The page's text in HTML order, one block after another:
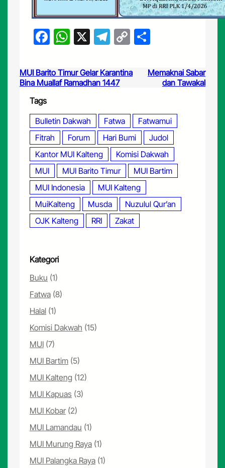
F
c
e
o
o
k
W
at
s
p
p
X
T
e
gr
m
C
p
n
k
ar
MUI Barito Timur Gelar Karantina
Bina Muallaf Ramadhan 1447
Memaknai Sabar
dan Tawakal
Tags
Bulletin Dakwah
Fatwa
Fatwamui
Fitrah
Forum Hari Bumi
Judol
Kantor MUI Kalteng
Komisi Dakwah
MUI
MUI Barito Timur
MUI Bartim
MUI Indonesia
MUI Kalteng
MuiKalteng
Musda
Nuzulul Qur’an
OJK Kalteng
RRI Zakat
Kategori
Buku (1)
Fatwa (8)
Halal (1)
Komisi Dakwah (15)
MUI (7)
MUI Bartim (5)
MUI Kalteng (12)
MUI Kapuas (3)
MUI Kobar(2)
MUI Lamandau (1)
MUI Murung Raya (1)
MUI Palangka Raya (1)